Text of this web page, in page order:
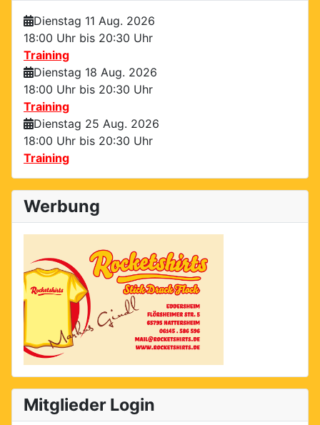
Dienstag 11 Aug. 2026
18:00 Uhr bis 20:30 Uhr
Training
Dienstag 18 Aug. 2026
18:00 Uhr bis 20:30 Uhr
Training
Dienstag 25 Aug. 2026
18:00 Uhr bis 20:30 Uhr
Training
Werbung
Mitglieder Login